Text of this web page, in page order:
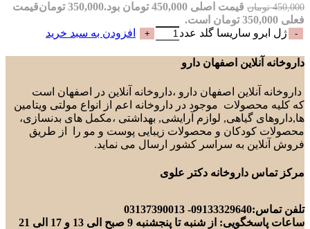
450,000 تومان قیمت اصلی 450,000 تومان بود. 350,000 تومانقیمت
فعلی 350,000 تومان است.
ژل ابرو ساریسا گلد عدد
افزودن به سبد خرید
داروخانه آنلاین اصفهان دارو
داروخانه آنلاین اصفهان دارو ،داروخانه آنلاین در اصفهان است
که کلیه محصولات موجود در داروخانه اعم از انواع مولتی ویتامین
ها,داروهای گیاهی, لوازم آرایشی, بهداشتی ،مکمل های بدنسازی،
محصولات کودکان و محصولات زیبایی پوست و مو را از طریق
فروش آنلاین به سراسر کشور ارسال می نماید.
مرکز تماس داروخانه دکتر علوی
تلفن تماس:09133329640- 03137390013
ساعات پاسخگویی: از شنبه تا پنجشنبه 9 صبح الی 13 و 17 الی 21